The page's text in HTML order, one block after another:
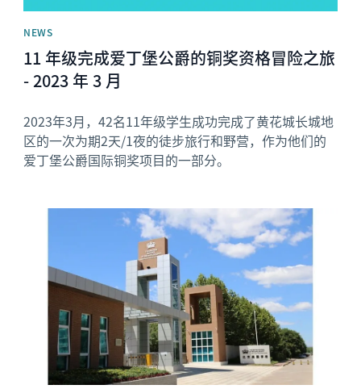
NEWS
11 年级完成爱丁堡公爵的铜奖资格冒险之旅
- 2023 年 3 月
2023年3月，42名11年级学生成功完成了黄花城长城地
区的一次为期2天/1夜的徒步旅行和野营，作为他们的
爱丁堡公爵国际铜奖项目的一部分。